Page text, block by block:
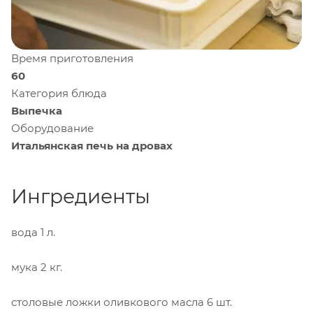
Время приготовления
60
Категория блюда
Выпечка
Оборудование
Итальянская печь на дровах
Ингредиенты
вода 1 л.
мука 2 кг.
столовые ложки оливкового масла 6 шт.